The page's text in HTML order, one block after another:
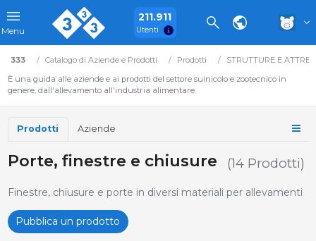
Menu
211.911
Utenti
333 Catalogo di Aziende e Prodotti Prodotti
STRUTTURE E
È una guida alle aziende e ai prodotti del settore suinicolo e zootecnico in
genere, dall'allevamento all'industria alimentare.
Prodotti Aziende
Porte, finestre e chiusure (14 Prodotti)
Finestre, chiusure e porte in diversi materiali per allevamenti
Pubblica un prodotto